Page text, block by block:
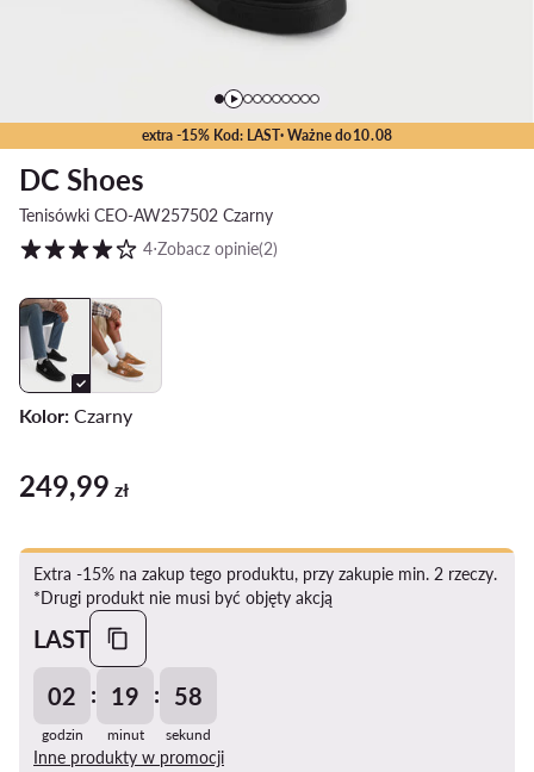
extra -15% Kod: LAST· Ważne do10.08
DC Shoes
Tenisówki CEO-AW257502 Czarny
Ocena klientów w skali od 1 do 5
4⋅Zobacz opinie(2)
Kolor: Czarny
249,99 zł
249,99 zł
Extra -15% na zakup tego produktu, przy zakupie min. 2 rzeczy.
*Drugi produkt nie musi być objęty akcją
LAST
02
godzin
: 19
minut
: 57
sekund
Inne produkty w promocji